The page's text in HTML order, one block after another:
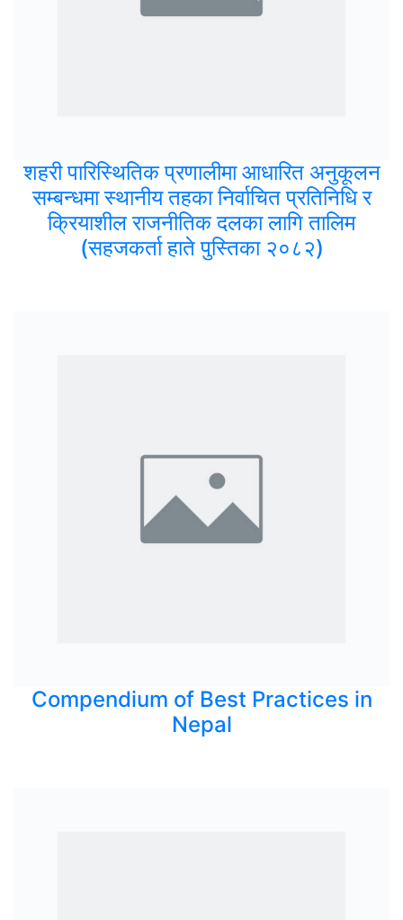
शहरी पारिस्थितिक प्रणालीमा आधारित अनुकूलन
सम्बन्धमा स्थानीय तहका निर्वाचित प्रतिनिधि र
क्रियाशील राजनीतिक दलका लागि तालिम
(सहजकर्ता हाते पुस्तिका २०८२)
Compendium of Best Practices in
Nepal